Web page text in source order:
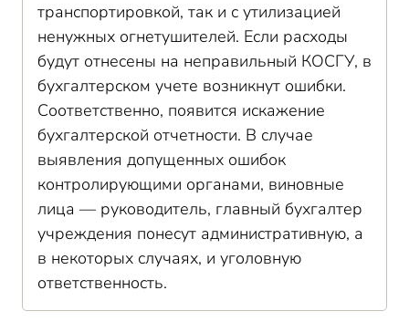
транспортировкой, так и с утилизацией
ненужных огнетушителей. Если расходы
будут отнесены на неправильный КОСГУ, в
бухгалтерском учете возникнут ошибки.
Соответственно, появится искажение
бухгалтерской отчетности. В случае
выявления допущенных ошибок
контролирующими органами, виновные
лица — руководитель, главный бухгалтер
учреждения понесут административную, а
в некоторых случаях, и уголовную
ответственность.